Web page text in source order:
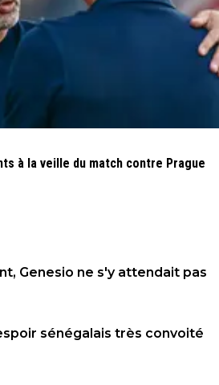
à la veille du match contre Prague
Genesio ne s'y attendait pas
sénégalais très convoité